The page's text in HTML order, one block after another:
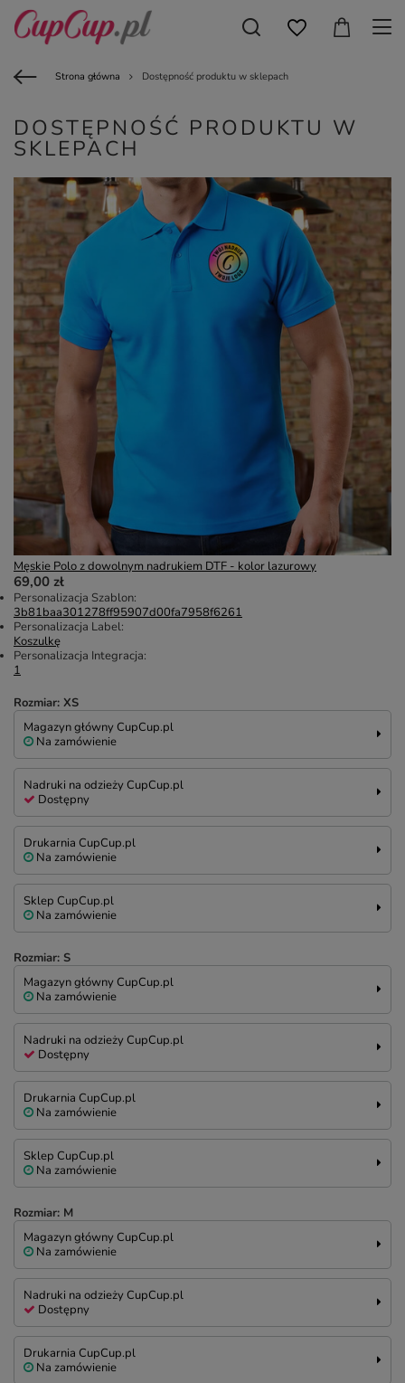
Strona główna Dostępność produktu w sklepach
DOSTĘPNOŚĆ PRODUKTU W
SKLEPACH
Męskie Polo z dowolnym nadrukiem DTF - kolor lazurowy
69,00 zł
Personalizacja Szablon:
3b81baa301278ff95907d00fa7958f6261
Personalizacja Label:
Koszulkę
Personalizacja Integracja:
1
Rozmiar: XS
Magazyn główny CupCup.pl
Na zamówienie
Nadruki na odzieży CupCup.pl
Dostępny
Drukarnia CupCup.pl
Na zamówienie
Sklep CupCup.pl
Na zamówienie
Rozmiar: S
Magazyn główny CupCup.pl
Na zamówienie
Nadruki na odzieży CupCup.pl
Dostępny
Drukarnia CupCup.pl
Na zamówienie
Sklep CupCup.pl
Na zamówienie
Rozmiar: M
Magazyn główny CupCup.pl
Na zamówienie
Nadruki na odzieży CupCup.pl
Dostępny
Drukarnia CupCup.pl
Na zamówienie